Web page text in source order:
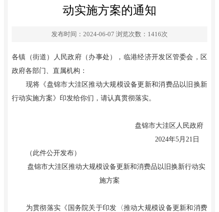
动实施方案的通知
发布时间：2024-06-07 浏览次数： 1416次
各镇 （街道）人民政府（办事处）， 临港经济开发区管委会，区
政府各部门、直属机构：
现将 《盘锦市大洼区推动大规模设备更新和消费品以旧换新
行动实施方案》 印发给你们，请认真贯彻落实。
盘锦市大洼区人民政府
2024年5月 21 日
（此件公开发布）
盘锦市大洼区推动大规模设备更新和消费品以旧换新行动实
施方案
为贯彻落实《国务院关于印发〈推动大规模设备更新和消费